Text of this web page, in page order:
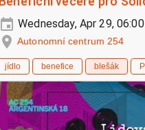
Wednesday, Apr 29,
Autonomní centrum 254
jídlo benefice blešák